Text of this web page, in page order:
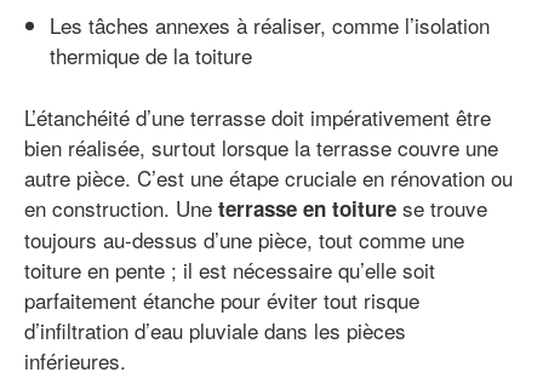
Les tâches annexes à réaliser, comme l’isolation
thermique de la toiture
L’étanchéité d’une terrasse doit impérativement être
bien réalisée, surtout lorsque la terrasse couvre une
autre pièce. C’est une étape cruciale en rénovation ou
en construction. Une terrasse en toiture se trouve
toujours au-dessus d’une pièce, tout comme une
toiture en pente ; il est nécessaire qu’elle soit
parfaitement étanche pour éviter tout risque
d’infiltration d’eau pluviale dans les pièces
inférieures.